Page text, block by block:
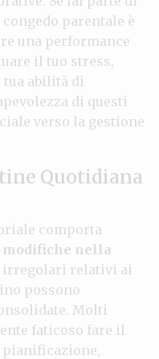
parentale è
una performance
il tuo stress,
abilità di
di questi
verso la gestione
Quotidiana
comporta
modifiche nella
irregolari relativi ai
possono
Molti
faticoso fare il
pianificazione,